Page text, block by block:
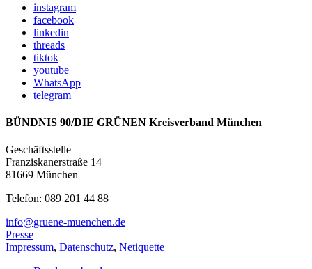
instagram
facebook
linkedin
threads
tiktok
youtube
WhatsApp
telegram
BÜNDNIS 90/DIE GRÜNEN Kreisverband München
Geschäftsstelle
Franziskanerstraße 14
81669 München
Telefon: 089 201 44 88
info@gruene-muenchen.de
Presse
Impressum, Datenschutz, Netiquette